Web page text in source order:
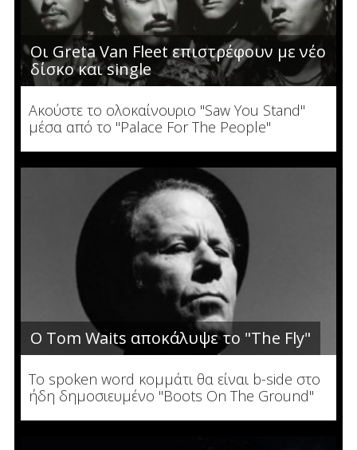
Οι Greta Van Fleet επιστρέφουν με νέο
δίσκο και single
Ακούστε το ολοκαίνουριο "Saw You Stand"
μέσα από το "Palace For The People"
Ο Tom Waits αποκάλυψε το "The Fly"
To spoken word κομμάτι θα είναι b-side στο
ήδη δημοσιευμένο "Boots On The Ground"